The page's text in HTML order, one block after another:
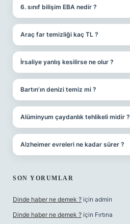
6. sınıf bilişim EBA nedir ?
Araç far temizliği kaç TL ?
İrsaliye yanlış kesilirse ne olur ?
Bartın’ın denizi temiz mi ?
Alüminyum çaydanlık tehlikeli midir ?
Alzheimer evreleri ne kadar sürer ?
SON YORUMLAR
Dinde haber ne demek ? için admin
Dinde haber ne demek ? için Fırtına